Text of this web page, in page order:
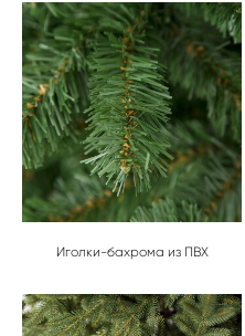
Иголки-бахрома из ПВХ